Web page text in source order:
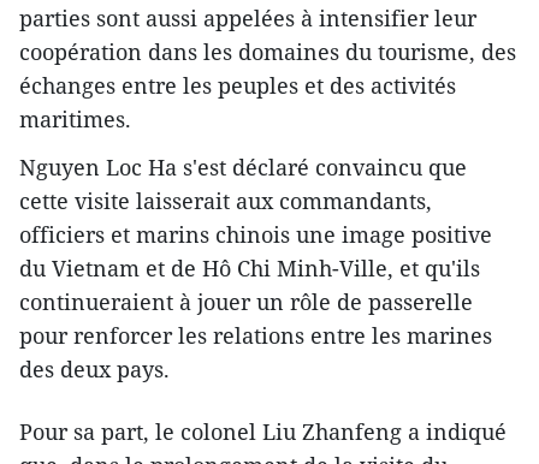
parties sont aussi appelées à intensifier leur
coopération dans les domaines du tourisme, des
échanges entre les peuples et des activités
maritimes.
Nguyen Loc Ha s'est déclaré convaincu que
cette visite laisserait aux commandants,
officiers et marins chinois une image positive
du Vietnam et de Hô Chi Minh-Ville, et qu'ils
continueraient à jouer un rôle de passerelle
pour renforcer les relations entre les marines
des deux pays.
Pour sa part, le colonel Liu Zhanfeng a indiqué